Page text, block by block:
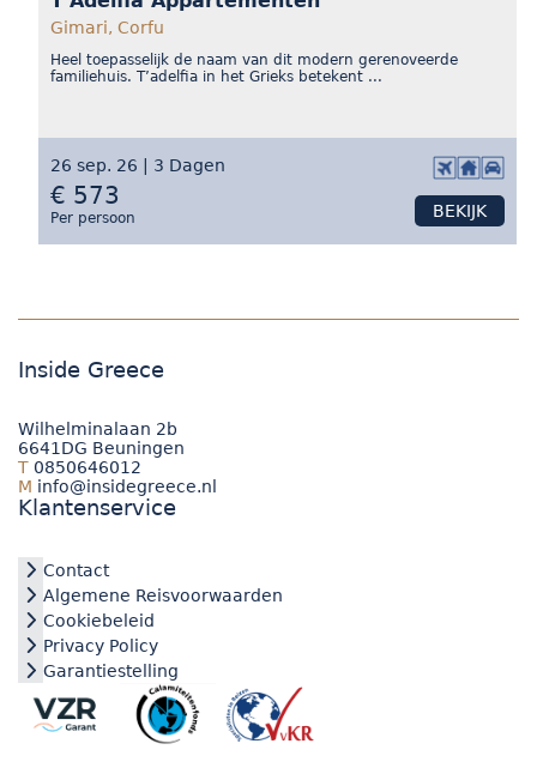
Gimari, Corfu
Heel toepasselijk de naam van dit modern gerenoveerde
familiehuis. T’adelfia in het Grieks betekent ...
26 sep. 26 | 3 Dagen
€ 573
Per persoon BEKIJK
Inside Greece
Wilhelminalaan 2b
6641DG Beuningen
T 0850646012
M info@insidegreece.nl
Klantenservice
Contact
Algemene Reisvoorwaarden
Cookiebeleid
Privacy Policy
Garantiestelling